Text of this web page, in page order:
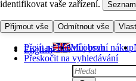
identifikovat vaše zařízení.
Přijmout vše Odmítnout vše
Přejít na hlavní obsah
Přeskočit na vyhledávání
English Můj první nákup